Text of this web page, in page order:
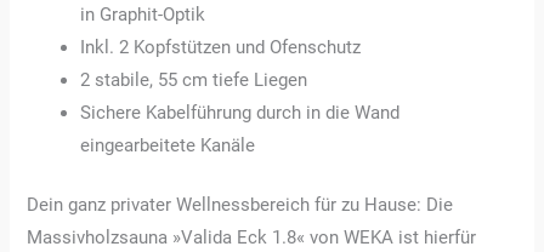
in Graphit-Optik
Inkl. 2 Kopfstützen und Ofenschutz
2 stabile, 55 cm tiefe Liegen
Sichere Kabelführung durch in die Wand
eingearbeitete Kanäle
Dein ganz privater Wellnessbereich für zu Hause: Die
Massivholzsauna »Valida Eck 1.8« von WEKA ist hierfür